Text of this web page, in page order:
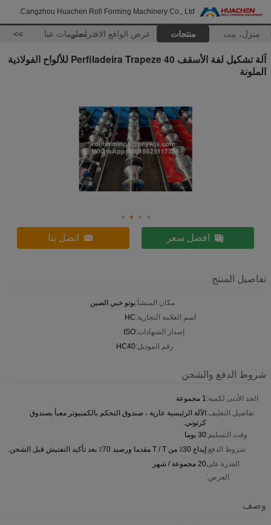
Cangzhou Huachen Roll Forming Machinery Co., Ltd.
منزل، بيت منتجات عرض الواقع الافتراضيمعلومات عنا >>
آلة تشكيل لفة الأسقف Perfiladeira Trapeze 40 للألواح الفولاذية
الملونة
افضل سعر اتصل بنا
تفاصيل المنتج
مكان المنشأ:بوتو خبي الصين
اسم العلامة التجارية:HC
إصدار الشهادات:ISO
رقم الموديل:HC40
شروط الدفع والشحن
الحد الأدنى لكمية:1 مجموعة
تفاصيل التغليف:الآلة الرئيسية عارية ، صندوق التحكم بالكمبيوتر معبأ بصندوق
كرتوني.
وقت التسليم:30 يوما
شروط الدفع:إيداع 30٪ من T / T مقدما ورصيد 70٪ بعد تأكيد التفتيش قبل الشحن.
القدرة على
العرض:
20 مجموعة / شهر
وصف